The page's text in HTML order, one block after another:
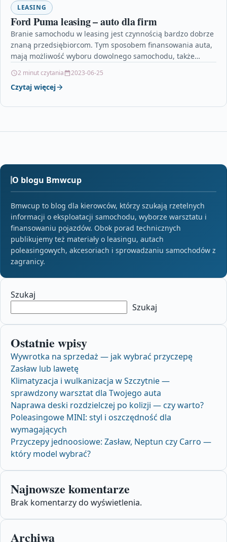
LEASING
Ford Puma leasing – auto dla firm
Branie samochodu w leasing jest czynnością bardzo dobrze
znaną przedsiębiorcom. Tym sposobem finansowania auta,
mają możliwość wyboru dowolnego samochodu, także
2 minut czytania 2023-06-25
Czytaj więcej
O blogu Bmwcup
Bmwcup to blog dla kierowców, którzy szukają rzetelnych
informacji o eksploatacji samochodu, wyborze warsztatu i
finansowaniu pojazdów. Obok porad technicznych
publikujemy też materiały o leasingu, autach
poleasingowych, akcesoriach i sprowadzaniu samochodów z
zagranicy.
Szukaj
Szukaj
Ostatnie wpisy
Wywrotka na sprzedaż — jak wybrać przyczepę
Zasław lub lawetę
Klimatyzacja i wulkanizacja w Szczytnie —
sprawdzony warsztat dla Twojego auta
Naprawa deski rozdzielczej po kolizji — czy warto?
Poleasingowe MINI: styl i oszczędność dla
wymagających
Przyczepy jednoosiowe: Zasław, Neptun czy Carro —
który model wybrać?
Najnowsze komentarze
Brak komentarzy do wyświetlenia.
Archiwa